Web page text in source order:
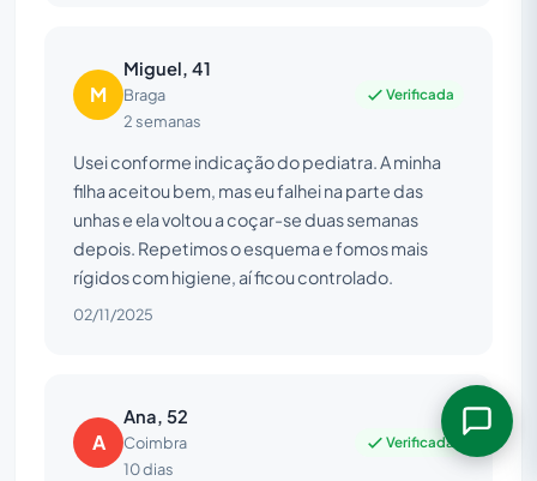
M
Miguel, 41
Braga
2 semanas
Verificada
Usei conforme indicação do pediatra. A minha
filha aceitou bem, mas eu falhei na parte das
unhas e ela voltou a coçar-se duas semanas
depois. Repetimos o esquema e fomos mais
rígidos com higiene, aí ficou controlado.
02/11/2025
A
Ana, 52
Coimbra
10 dias
Verificada